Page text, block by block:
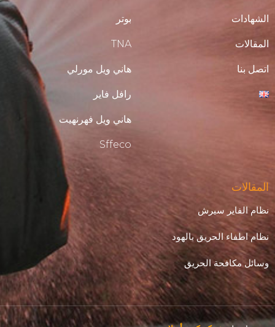
الشهادات
المقالات
اتصل بنا
بوتر
TNA
هاني ويل مورلي
رافل فاير
هاني ويل فهرنهيت
Sffeco
المقالات
نظام الفاير سيرش
نظام اطفاء الحريق بالهود
وسائل مكافحة الحريق